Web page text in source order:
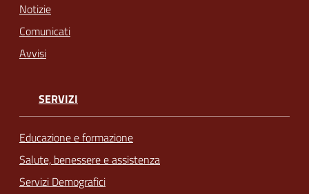
Notizie
Comunicati
Avvisi
SERVIZI
Educazione e formazione
Salute, benessere e assistenza
Servizi Demografici